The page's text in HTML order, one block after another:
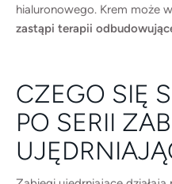
hialuronowego. Krem może
zastąpi terapii
CZEGO SIĘ
PO SERII